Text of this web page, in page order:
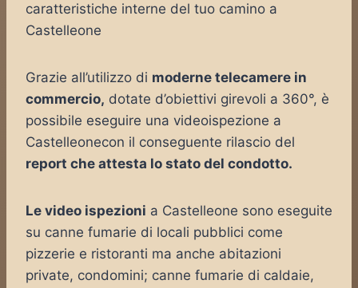
caratteristiche interne del tuo camino a
Castelleone
Grazie all’utilizzo di moderne telecamere in
commercio, dotate d’obiettivi girevoli a 360°, è
possibile eseguire una videoispezione a
Castelleonecon il conseguente rilascio del
report che attesta lo stato del condotto.
Le video ispezioni a Castelleone sono eseguite
su canne fumarie di locali pubblici come
pizzerie e ristoranti ma anche abitazioni
private, condomini; canne fumarie di caldaie,